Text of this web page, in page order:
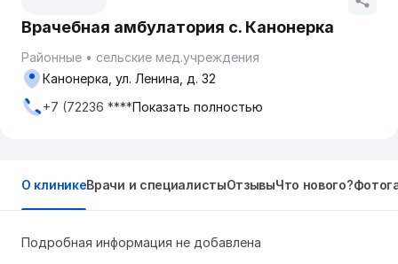
Врачебная амбулатория с. Канонерка
Районные
сельские мед.учреждения
Канонерка, ул. Ленина, д. 32
+7 (72236 ****Показать полностью
О клиникеВрачи и специалистыОтзывыЧто нового?
Подробная информация не добавлена